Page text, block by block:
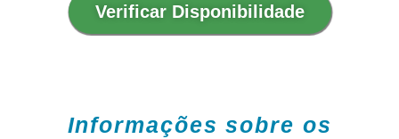
Verificar Disponibilidade
Informações sobre os